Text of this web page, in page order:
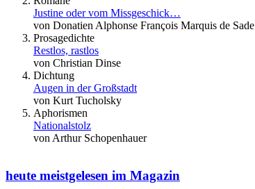
Justine oder vom Missgeschick…
von Donatien Alphonse François Marquis de Sade
Prosagedichte
Restlos, rastlos
von Christian Dinse
Dichtung
Augen in der Großstadt
von Kurt Tucholsky
Aphorismen
Nationalstolz
von Arthur Schopenhauer
heute meistgelesen im Magazin